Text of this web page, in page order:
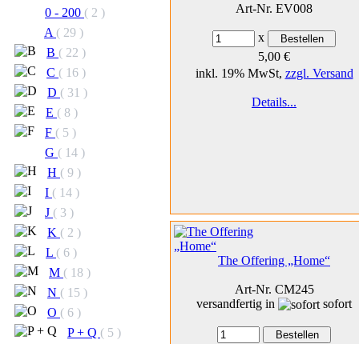
0 - 200 ( 2 )
A ( 29 )
B ( 22 )
C ( 16 )
D ( 31 )
E ( 8 )
F ( 5 )
G ( 14 )
H ( 9 )
I ( 14 )
J ( 3 )
K ( 2 )
L ( 6 )
M ( 18 )
N ( 15 )
O ( 6 )
P + Q ( 5 )
Art-Nr. EV008
x
5,00 €
inkl. 19% MwSt, zzgl. Versand
Details...
The Offering „Home“
Art-Nr. CM245
versandfertig in
sofort